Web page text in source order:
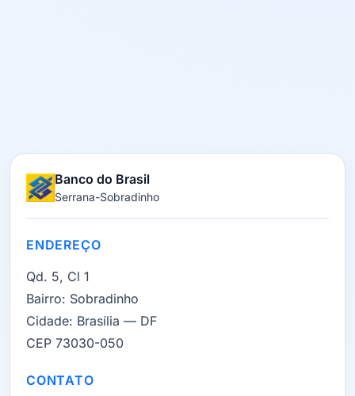
Banco do Brasil
Serrana-Sobradinho
ENDEREÇO
Qd. 5, Cl 1
Bairro: Sobradinho
Cidade: Brasília — DF
CEP 73030-050
CONTATO